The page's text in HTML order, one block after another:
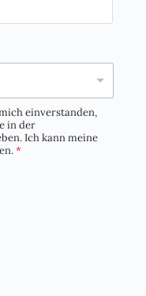
einverstanden,
in der
Ich kann meine
*